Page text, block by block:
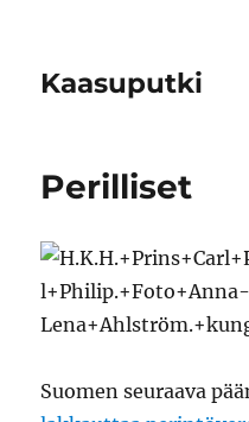
Kaasuputki
Perilliset
Suomen seuraava